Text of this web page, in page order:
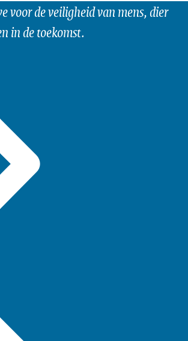
voor de veiligheid van mens, dier
in de toekomst.